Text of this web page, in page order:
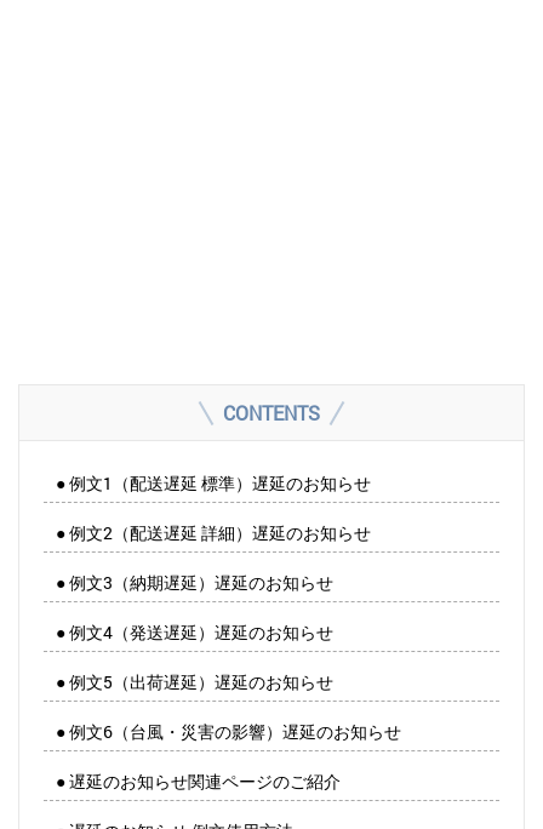
CONTENTS
● 例文1（配送遅延 標準）遅延のお知らせ
● 例文2（配送遅延 詳細）遅延のお知らせ
● 例文3（納期遅延）遅延のお知らせ
● 例文4（発送遅延）遅延のお知らせ
● 例文5（出荷遅延）遅延のお知らせ
● 例文6（台風・災害の影響）遅延のお知らせ
● 遅延のお知らせ関連ページのご紹介